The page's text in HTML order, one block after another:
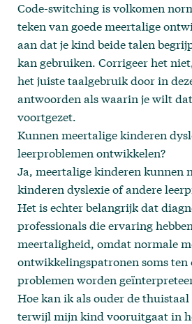
Code-switching is volkomen
teken van goede meertalige
aan dat je kind beide talen
kan gebruiken. Corrigeer het
het juiste taalgebruik door in
antwoorden als waarin je wilt
voortgezet.
Kunnen meertalige kinderen
leerproblemen ontwikkelen?
Ja, meertalige kinderen kunnen
kinderen dyslexie of andere
Het is echter belangrijk dat
professionals die ervaring
meertaligheid, omdat normale
ontwikkelingspatronen soms ten
problemen worden
Hoe kan ik als ouder de
terwijl mijn kind vooruitgaat in